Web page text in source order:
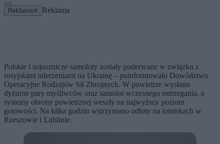
Reklama ✕ Reklama
Polskie i sojusznicze samoloty zostały poderwane w związku z
rosyjskimi uderzeniami na Ukrainę – poinformowało Dowództwo
Operacyjne Rodzajów Sił Zbrojnych. W powietrze wysłano
dyżurne pary myśliwców oraz samolot wczesnego ostrzegania, a
systemy obrony powietrznej weszły na najwyższy poziom
gotowości. Na kilka godzin wstrzymano odloty na lotniskach w
Rzeszowie i Lublinie.